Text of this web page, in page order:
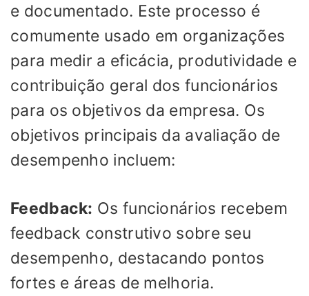
e documentado. Este processo é
comumente usado em organizações
para medir a eficácia, produtividade e
contribuição geral dos funcionários
para os objetivos da empresa. Os
objetivos principais da avaliação de
desempenho incluem:
Feedback: Os funcionários recebem
feedback construtivo sobre seu
desempenho, destacando pontos
fortes e áreas de melhoria.